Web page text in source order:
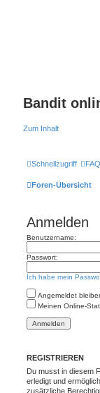
Bandit
Zum Inhalt
Schnellzugriff FAQ
Foren-Übersicht
Anmelden
Benutzername:
Passwort:
Ich habe mein
Angemeldet
Meinen Online-
REGISTRIEREN
Du musst in diesem
erledigt und
zusätzliche